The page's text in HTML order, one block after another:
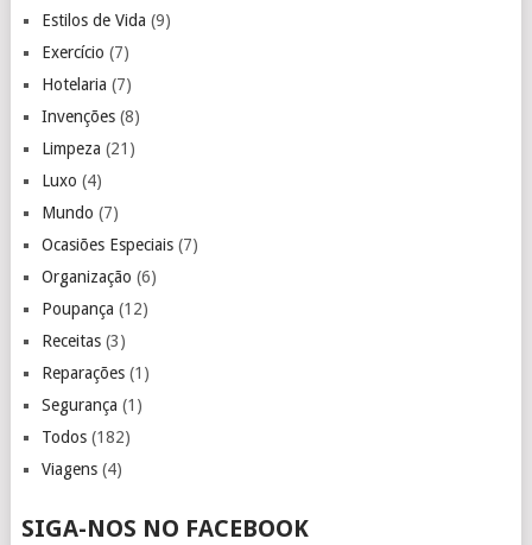
Estilos de Vida (9)
Exercício (7)
Hotelaria (7)
Invenções(8)
Limpeza (21)
Luxo (4)
Mundo (7)
Ocasiões Especiais(7)
Organização (6)
Poupança (12)
Receitas(3)
Reparações(1)
Segurança (1)
Todos(182)
Viagens(4)
SIGA-NOS NO FACEBOOK